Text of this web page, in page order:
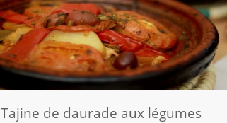
Tajine de daurade aux légumes